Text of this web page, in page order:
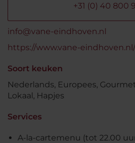
+31 (0) 40 800
info@vane-eindhoven.nl
https://www.vane-eindhoven.nl/
Soort keuken
Nederlands, Europees,
Lokaal, Hapjes
Services
A-la-cartemenu (tot 22.00